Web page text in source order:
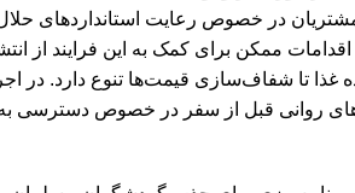
مشتریان در خصوص رعایت استانداردهای
ممکن برای کمک به این فرایند از
غذا تا شفاف‌سازی قیمت‌ها تنوع دارد. در
روانی قبل از سفر در خصوص دسترسی